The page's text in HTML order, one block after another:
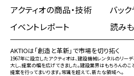
アクティオの商品・技術
バッ
イベントレポート
読み
AKTIOは「創造と革新」で市場を切り拓く
1967年に設立したアクティオは、建設機械レンタルのリー
大し、提案の幅を広げてきました。建設業界はもちろんのこ
提案を行ってまいります。常識を超えて、新たな領域へ。